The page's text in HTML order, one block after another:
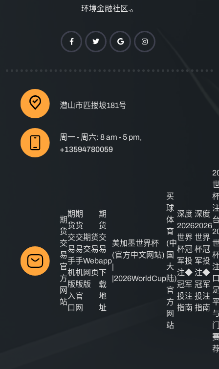
环境金融社区.。
潜山市匹搂坡181号
周一 - 周六: 8 am - 5 pm,
+13594780059
期
货
交
易
官
方
网
站
期
货
交
易
手
机
版
入
口
期
货
交
易
手
机
版
官
网
期货
交易
Web
网页
版
期
货
交
易
app
下
载
地
址
美加墨世界杯
(官方中文网站)
|
|2026WorldCup
买
球
体
育
(中
国
大
陆)
官
方
网
站
深度
2026
世界
杯冠
军投
注◆
冠军
投注
指南
深度
2026
世界
杯冠
军投
注◆
冠军
投注
指南